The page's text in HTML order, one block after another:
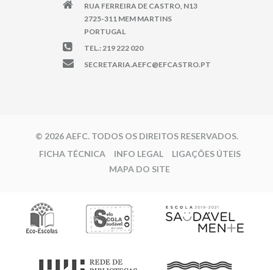
RUA FERREIRA DE CASTRO, N13
2725-311 MEM MARTINS
PORTUGAL
TEL.: 219 222 020
SECRETARIA.AEFC@EFCASTRO.PT
© 2026 AEFC. TODOS OS DIREITOS RESERVADOS.
FICHA TÉCNICA
INFO LEGAL
LIGAÇÕES ÚTEIS
MAPA DO SITE